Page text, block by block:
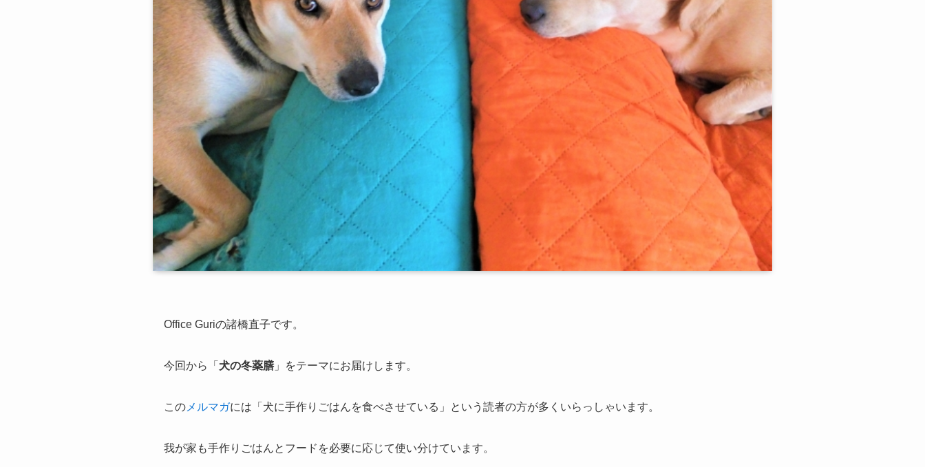
Office Guriの諸橋直子です。
今回から「 犬の冬薬膳」をテーマにお届けします。
この メルマガには「犬に手作りごはんを食べさせている」という読者の方が多くいらっしゃいます。
我が家も手作りごはんとフードを必要に応じて使い分けています。